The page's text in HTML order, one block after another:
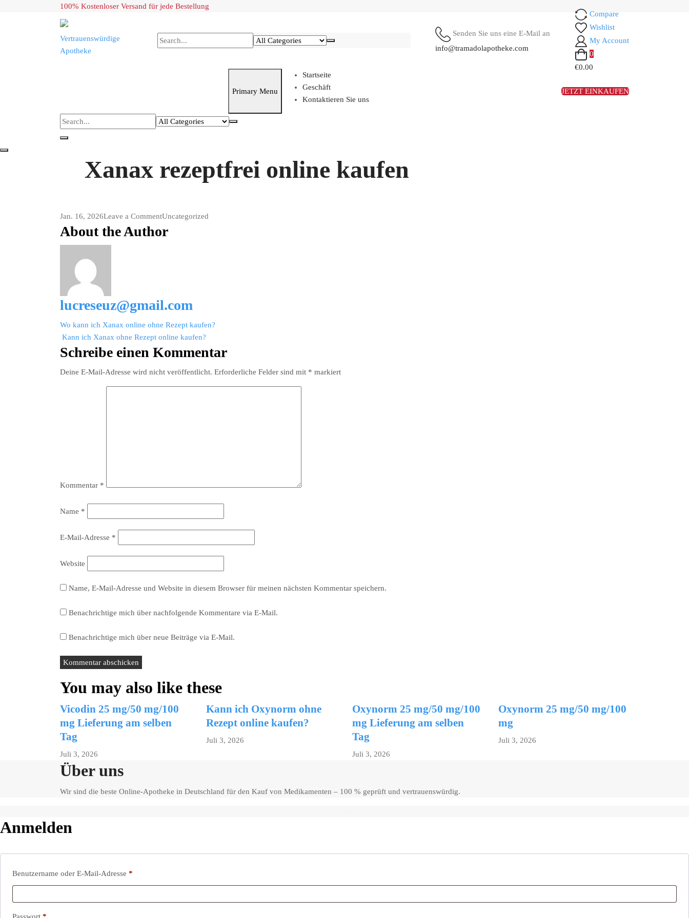
100% Kostenloser Versand für jede Bestellung
Vertrauenswürdige
Apotheke
Senden Sie uns eine E-Mail an
info@tramadolapotheke.com
Compare
Wishlist
My Account
0
€0.00
Primary Menu
Startseite
Geschäft
Kontaktieren Sie uns
JETZT EINKAUFEN
Xanax rezeptfrei online kaufen
Jan. 16, 2026Leave a Commenton
Uncategorized
About the Author
lucreseuz@gmail.com
Beitragsnavigation
Wo kann ich Xanax online ohne Rezept kaufen?
Kann ich Xanax ohne Rezept online kaufen?
Schreibe einen Kommentar
Deine E-Mail-Adresse wird nicht veröffentlicht. Erforderliche Felder sind mit * markiert
Kommentar *
Name *
E-Mail-Adresse *
Website
Name, E-Mail-Adresse und Website in diesem Browser für meinen nächsten Kommentar speichern.
Benachrichtige mich über nachfolgende Kommentare via E-Mail.
Benachrichtige mich über neue Beiträge via E-Mail.
You may also like these
Vicodin 25 mg/50 mg/100
mg Lieferung am selben
Tag
Juli 3, 2026
Kann ich Oxynorm ohne
Rezept online kaufen?
Juli 3, 2026
Oxynorm 25 mg/50 mg/100
mg Lieferung am selben
Tag
Juli 3, 2026
Oxynorm 25 mg/50 mg/100
mg
Juli 3, 2026
Über uns
Wir sind die beste Online-Apotheke in Deutschland für den Kauf von Medikamenten – 100 % geprüft und vertrauenswürdig.
Anmelden
Benutzername oder E-Mail-Adresse *